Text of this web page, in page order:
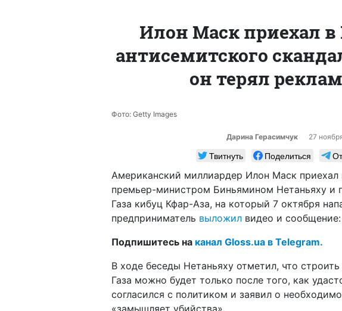
Илон Маск приехал в
антисемитского
он терял
Фото: Getty Images
Дарина Герасимчук 27
Твитнуть Поделиться
Американский миллиардер Илон Маск приехал
премьер-министром Биньямином Нетаньяху и
Газа кибуц Кфар-Аза, на который 7 октября
предприниматель выложил видео и
Подпишитесь на канал Gloss.ua в Telegram.
В ходе беседы Нетаньяху отметил, что
Газа можно будет только после того, как
согласился с политиком и заявил о
«замышляет убийства».